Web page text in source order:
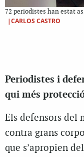
72 periodistes han estat
|CARLOS CASTRO
Periodistes i
qui més
Els defensors del
contra grans
que s’apropien